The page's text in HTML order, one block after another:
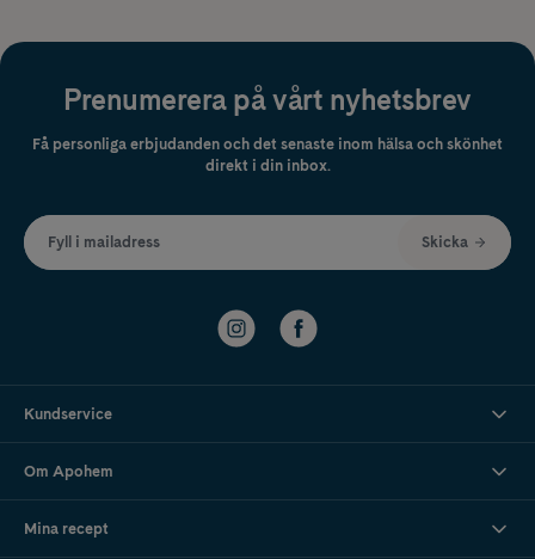
Prenumerera på vårt nyhetsbrev
Få personliga erbjudanden och det senaste inom hälsa och skönhet
direkt i din inbox.
Fyll i mailadress Skicka
Kundservice
Om Apohem
Mina recept